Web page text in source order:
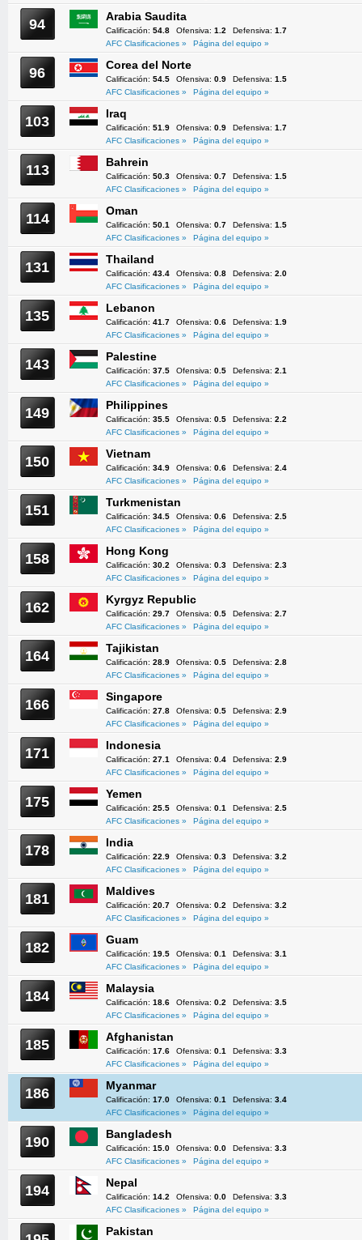
94 Arabia Saudita
Calificación: 54.8 Ofensiva: 1.2 Defensiva: 1.7
AFC Clasificaciones »
Página del equipo »
96 Corea del Norte
Calificación: 54.5 Ofensiva: 0.9 Defensiva: 1.5
AFC Clasificaciones »
Página del equipo »
103 Iraq
Calificación: 51.9 Ofensiva: 0.9 Defensiva: 1.7
AFC Clasificaciones »
Página del equipo »
113 Bahrein
Calificación: 50.3 Ofensiva: 0.7 Defensiva: 1.5
AFC Clasificaciones »
Página del equipo »
114 Oman
Calificación: 50.1 Ofensiva: 0.7 Defensiva: 1.5
AFC Clasificaciones »
Página del equipo »
131 Thailand
Calificación: 43.4 Ofensiva: 0.8 Defensiva: 2.0
AFC Clasificaciones »
Página del equipo »
135 Lebanon
Calificación: 41.7 Ofensiva: 0.6 Defensiva: 1.9
AFC Clasificaciones »
Página del equipo »
143 Palestine
Calificación: 37.5 Ofensiva: 0.5 Defensiva: 2.1
AFC Clasificaciones »
Página del equipo »
149 Philippines
Calificación: 35.5 Ofensiva: 0.5 Defensiva: 2.2
AFC Clasificaciones »
Página del equipo »
150 Vietnam
Calificación: 34.9 Ofensiva: 0.6 Defensiva: 2.4
AFC Clasificaciones »
Página del equipo »
151 Turkmenistan
Calificación: 34.5 Ofensiva: 0.6 Defensiva: 2.5
AFC Clasificaciones »
Página del equipo »
158 Hong Kong
Calificación: 30.2 Ofensiva: 0.3 Defensiva: 2.3
AFC Clasificaciones »
Página del equipo »
162 Kyrgyz Republic
Calificación: 29.7 Ofensiva: 0.5 Defensiva: 2.7
AFC Clasificaciones »
Página del equipo »
164 Tajikistan
Calificación: 28.9 Ofensiva: 0.5 Defensiva: 2.8
AFC Clasificaciones »
Página del equipo »
166 Singapore
Calificación: 27.8 Ofensiva: 0.5 Defensiva: 2.9
AFC Clasificaciones »
Página del equipo »
171 Indonesia
Calificación: 27.1 Ofensiva: 0.4 Defensiva: 2.9
AFC Clasificaciones »
Página del equipo »
175 Yemen
Calificación: 25.5 Ofensiva: 0.1 Defensiva: 2.5
AFC Clasificaciones »
Página del equipo »
178 India
Calificación: 22.9 Ofensiva: 0.3 Defensiva: 3.2
AFC Clasificaciones »
Página del equipo »
181 Maldives
Calificación: 20.7 Ofensiva: 0.2 Defensiva: 3.2
AFC Clasificaciones »
Página del equipo »
182 Guam
Calificación: 19.5 Ofensiva: 0.1 Defensiva: 3.1
AFC Clasificaciones »
Página del equipo »
184 Malaysia
Calificación: 18.6 Ofensiva: 0.2 Defensiva: 3.5
AFC Clasificaciones »
Página del equipo »
185 Afghanistan
Calificación: 17.6 Ofensiva: 0.1 Defensiva: 3.3
AFC Clasificaciones »
Página del equipo »
186 Myanmar
Calificación: 17.0 Ofensiva: 0.1 Defensiva: 3.4
AFC Clasificaciones »
Página del equipo »
190 Bangladesh
Calificación: 15.0 Ofensiva: 0.0 Defensiva: 3.3
AFC Clasificaciones »
Página del equipo »
194 Nepal
Calificación: 14.2 Ofensiva: 0.0 Defensiva: 3.3
AFC Clasificaciones »
Página del equipo »
Pakistan